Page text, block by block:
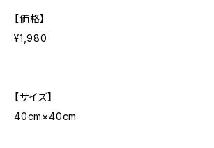
【価格】
¥1,980
【サイズ】
40cm×40cm